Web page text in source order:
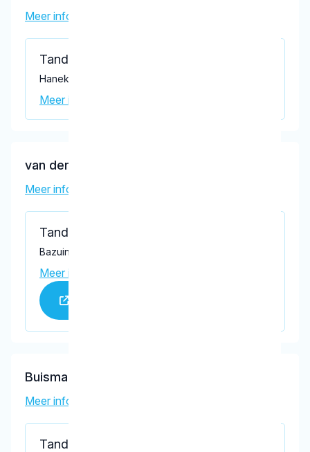
Meer informatie tandarts
Tandartspraktijk Bienefelt
Hanekamp 14, Harderwijk 3848 AE
Meer informatie praktijk
van den Brink, H.A.
Meer informatie tandarts
Tandartsenpraktijk Drielanden
Bazuindreef 21, Harderwijk 3845 DA
Meer informatie praktijk
Buisman, M.H.
Meer informatie tandarts
Tandartsenpraktijk Drielanden